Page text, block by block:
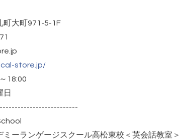
町大町971-5-1F
store.jp/
18:00
日
ミーランゲージスクール高松東校＜英会話教室＞